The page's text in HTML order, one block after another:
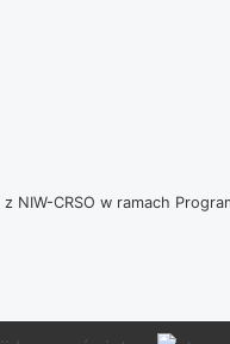
NIW-CRSO w ramach